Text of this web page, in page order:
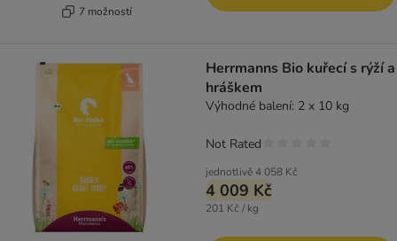
7 možností
Herrmanns Bio kuřecí s rýží a
hráškem
Výhodné balení: 2 x 10 kg
jednotlivě4 058 Kč
4 009 Kč
201 Kč / kg
Not Rated